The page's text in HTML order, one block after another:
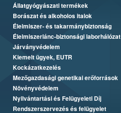
Állatgyógyászati termékek
Borászat és alkoholos italok
Élelmiszer- és takarmánybiztonság
Élelmiszerlánc-biztonsági laborhálózat
Járványvédelem
Kiemelt ügyek, EUTR
Kockázatkezelés
Mezőgazdasági genetikai erőforrások
Növényvédelem
Nyilvántartási és Felügyeleti Díj
Rendszerszervezés és felügyelet